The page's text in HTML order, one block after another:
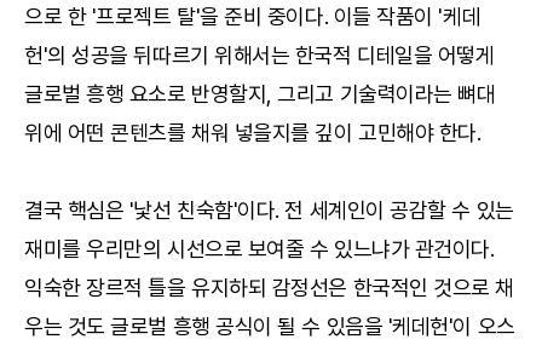
으로 한 '프로젝트 탈'을 준비 중이다. 이들 작품이 '케데
헌'의 성공을 뒤따르기 위해서는 한국적 디테일을 어떻게
글로벌 흥행 요소로 반영할지, 그리고 기술력이라는 뼈대
위에 어떤 콘텐츠를 채워 넣을지를 깊이 고민해야 한다.
결국 핵심은 '낯선 친숙함'이다. 전 세계인이 공감할 수 있는
재미를 우리만의 시선으로 보여줄 수 있느냐가 관건이다.
익숙한 장르적 틀을 유지하되 감정선은 한국적인 것으로 채
우는 것도 글로벌 흥행 공식이 될 수 있음을 '케데헌'이 오스